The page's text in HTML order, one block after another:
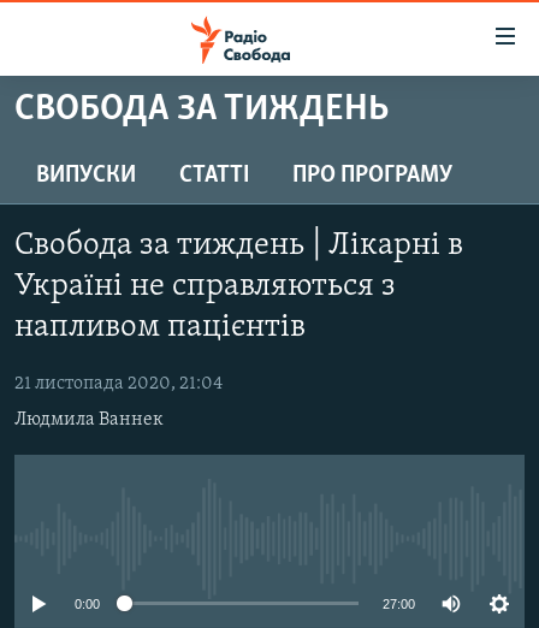
Перейти
до
матеріалу
до
основної
навігації
Перейти
пошуку
РАДІО СВОБОДА – 70 РОКІВ
ВСЕ ЗА ДОБУ
ПОЛІТИКА
ЕКОНОМІКА
КУЛЬТУРА
СПОРТ
ВІЙНА
РОСІЙСЬКА «ФІЛЬТРАЦІЯ»
КРИМ.РЕАЛІЇ
ТИ ЯК?
ФОТО
СВОБОДА ЗА ТИЖДЕНЬ
ВИПУСКИ СТАТТІ ПРО ПРОГРАМУ
Свобода за тиждень | Лікарні в
Україні не справляються з
напливом пацієнтів
21 листопада 2020, 21:04
Людмила Ваннек
0:00 27:00